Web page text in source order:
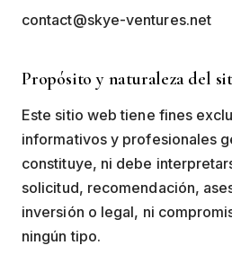
contact@skye-ventures.net
Propósito y naturaleza del
Este sitio web tiene fines
informativos y profesionales
constituye, ni debe
solicitud, recomendación,
inversión o legal, ni
ningún tipo.